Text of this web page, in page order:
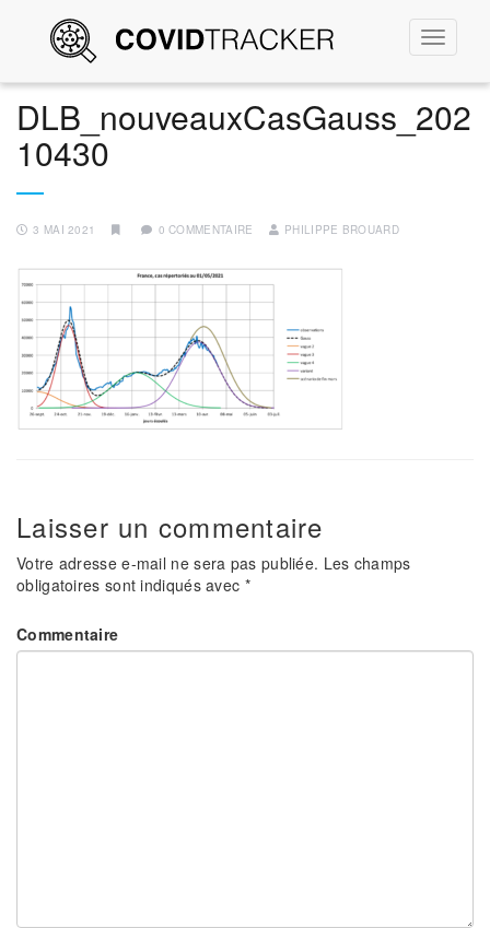
la
DLB_nouveauxCasGauss_202
10430
3 MAI 2021 0 COMMENTAIRE PHILIPPE BROUARD
Laisser un commentaire
Votre adresse e-mail ne sera pas publiée. Les champs
obligatoires sont indiqués avec *
Commentaire